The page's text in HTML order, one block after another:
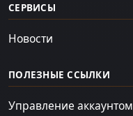
СЕРВИСЫ
Новости
ПОЛЕЗНЫЕ ССЫЛКИ
Управление аккаунтом